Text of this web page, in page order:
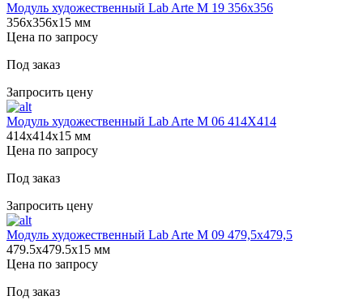
Модуль художественный Lab Arte М 19 356х356
356х356х15 мм
Цена по запросу
Под заказ
Запросить цену
Модуль художественный Lab Arte М 06 414Х414
414х414х15 мм
Цена по запросу
Под заказ
Запросить цену
Модуль художественный Lab Arte М 09 479,5х479,5
479.5х479.5х15 мм
Цена по запросу
Под заказ